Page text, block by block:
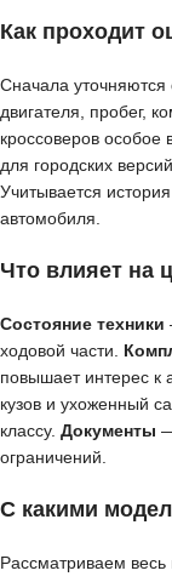
Как проходит
Сначала
двигателя, пробег,
кроссоверов особое
для городских
Учитывается
автомобиля.
Что влияет на
Состояние техники
ходовой части.
повышает интерес к
кузов и ухоженный
классу. Документы
ограничений.
С какими
Рассматриваем весь